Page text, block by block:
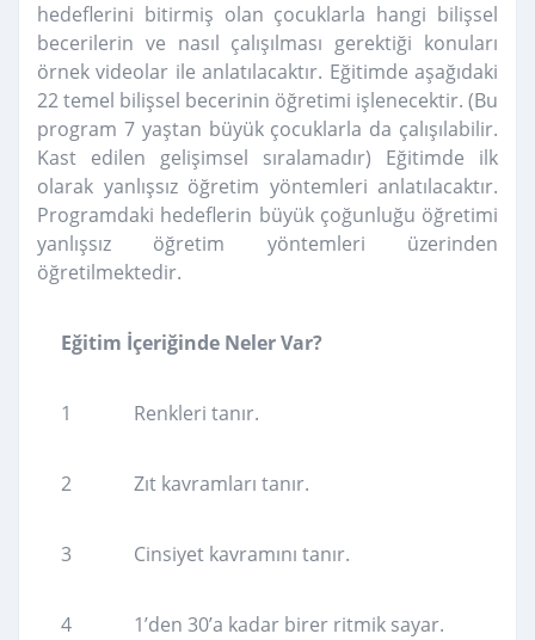
hedeflerini bitirmiş olan çocuklarla hangi bilişsel
becerilerin ve nasıl çalışılması gerektiği konuları
örnek videolar ile anlatılacaktır. Eğitimde aşağıdaki
22 temel bilişsel becerinin öğretimi işlenecektir. (Bu
program 7 yaştan büyük çocuklarla da çalışılabilir.
Kast edilen gelişimsel sıralamadır) Eğitimde ilk
olarak yanlışsız öğretim yöntemleri anlatılacaktır.
Programdaki hedeflerin büyük çoğunluğu öğretimi
yanlışsız öğretim yöntemleri üzerinden
öğretilmektedir.
Eğitim İçeriğinde Neler Var?
1 Renkleri tanır.
2 Zıt kavramları tanır.
3 Cinsiyet kavramını tanır.
4 1’den 30’a kadar birer ritmik sayar.